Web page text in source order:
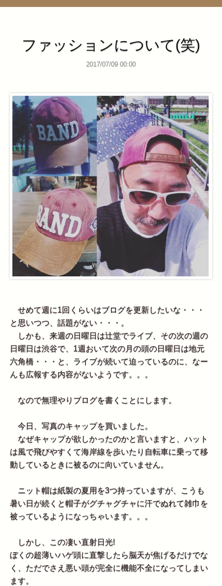
ファッションについて(笑)
2017/07/09 00:00
せめて週に1回くらいはブログを更新したいな・・・
と思いつつ、話題がない・・・。
しかも、来週の日曜日は辻堂でライブ、その次の週の
日曜日は渋谷で、1週おいて次の月の頭の日曜日は地元
六角橋・・・と、ライブが続いて迫っているのに、なー
んも広報する内容がないようです。。。
なので無理やりブログを書くことにします。
今日、写真のキャップを買いました。
なぜキャップが欲しかったのかと言いますと、ハット
は風で飛びやすくて海岸線を歩いたり自転車に乗って移
動しているときに被るのに向いていません。
ニット帽は紙製の夏用を3つ持っていますが、こうも
暑い日が続くと帽子がグチャグチャに汗でぬれて雑巾を
被っているようになっちゃいます。。。
しかし、この凄い直射日光!
ぼくの超薄いハゲ頭に直撃したら脳天が焦げるだけでな
く、ただでさえ悪い頭が完全に機能不全になってしまい
ます。